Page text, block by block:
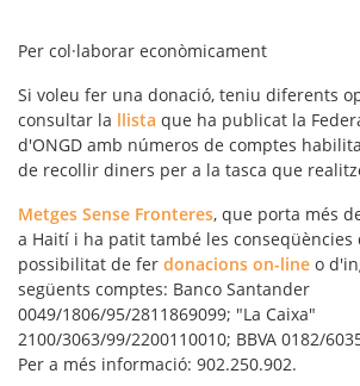
Per col·laborar econòmicament
Si voleu fer una donació, teniu diferents
consultar la llista que ha publicat la
d'ONGD amb números de comptes
de recollir diners per a la tasca que
Metges Sense Fronteres, que porta més
a Haití i ha patit també les conseqüències
possibilitat de fer donacions on-line o
següents comptes: Banco Santander
0049/1806/95/2811869099; "La Caixa"
2100/3063/99/2200110010; BBVA 0182/
Per a més informació: 902.250.902.